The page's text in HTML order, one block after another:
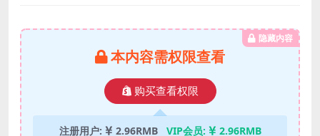
隐藏内容
本内容需权限查看
购买查看权限
注册用户: 2.96RMB VIP会员:
2.96RMB